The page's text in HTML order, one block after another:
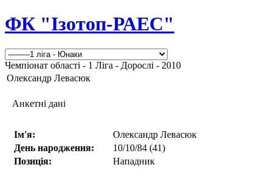
ФК "Ізотоп-РАЕС"
Чемпіонат області - 1 Ліга - Дорослі - 2010
Олександр Левасюк
Анкетні дані
Ім'я:
Олександр Левасюк
День народження:
10/10/84 (41)
Позиція:
Нападник